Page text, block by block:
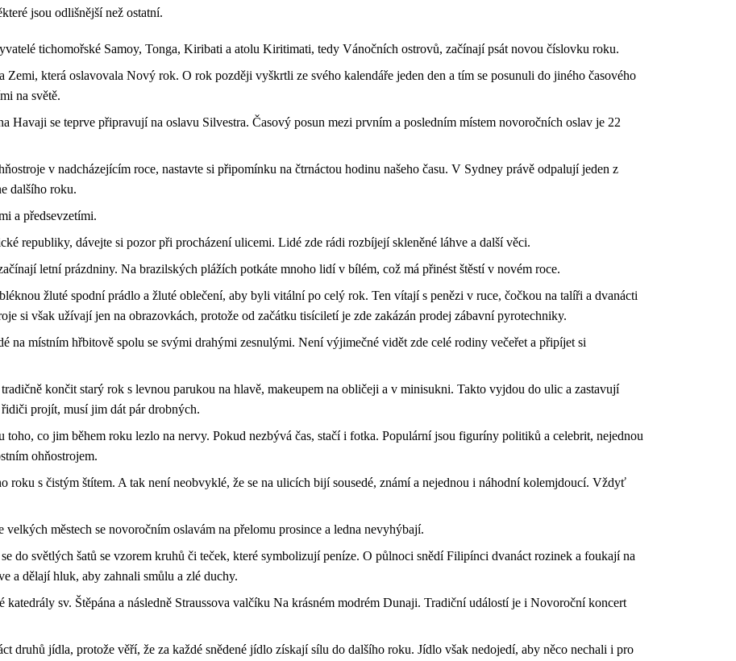
jsou odlišnější než ostatní.
tichomořské Samoy, Tonga, Kiribati a atolu Kiritimati, tedy Vánočních ostrovů, začínají psát novou číslovku roku.
Zemi, která oslavovala Nový rok. O rok později vyškrtli ze svého kalendáře jeden den a tím se posunuli do jiného časového
na světě.
Havaji se teprve připravují na oslavu Silvestra. Časový posun mezi prvním a posledním místem novoročních oslav je 22
v nadcházejícím roce, nastavte si připomínku na čtrnáctou hodinu našeho času. V Sydney právě odpalují jeden z
dalšího roku.
a předsevzetími.
republiky, dávejte si pozor při procházení ulicemi. Lidé zde rádi rozbíjejí skleněné láhve a další věci.
letní prázdniny. Na brazilských plážích potkáte mnoho lidí v bílém, což má přinést štěstí v novém roce.
žluté spodní prádlo a žluté oblečení, aby byli vitální po celý rok. Ten vítají s penězi v ruce, čočkou na talíři a dvanácti
si však užívají jen na obrazovkách, protože od začátku tisíciletí je zde zakázán prodej zábavní pyrotechniky.
na místním hřbitově spolu se svými drahými zesnulými. Není výjimečné vidět zde celé rodiny večeřet a připíjet si
končit starý rok s levnou parukou na hlavě, makeupem na obličeji a v minisukni. Takto vyjdou do ulic a zastavují
projít, musí jim dát pár drobných.
co jim během roku lezlo na nervy. Pokud nezbývá čas, stačí i fotka. Populární jsou figuríny politiků a celebrit, nejednou
ohňostrojem.
roku s čistým štítem. A tak není neobvyklé, že se na ulicích bijí sousedé, známí a nejednou i náhodní kolemjdoucí. Vždyť
městech se novoročním oslavám na přelomu prosince a ledna nevyhýbají.
do světlých šatů se vzorem kruhů či teček, které symbolizují peníze. O půlnoci snědí Filipínci dvanáct rozinek a foukají na
a dělají hluk, aby zahnali smůlu a zlé duchy.
sv. Štěpána a následně Straussova valčíku Na krásném modrém Dunaji. Tradiční událostí je i Novoroční koncert
druhů jídla, protože věří, že za každé snědené jídlo získají sílu do dalšího roku. Jídlo však nedojedí, aby něco nechali i pro